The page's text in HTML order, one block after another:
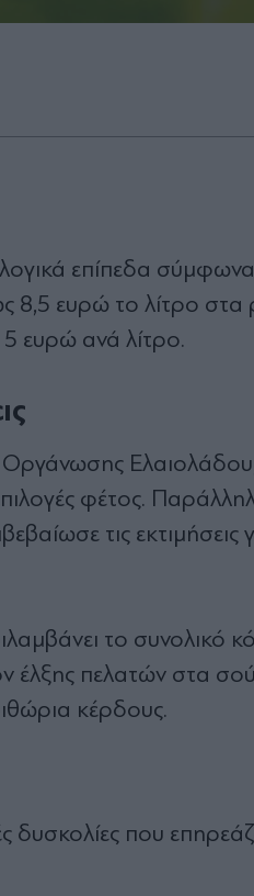
επίπεδα
8,5 ευρώ το λίτρο
ευρώ ανά λίτρο.
Οργάνωσης
φέτος.
τις εκτιμήσεις
το συνολικό
έλξης πελατών στα
κέρδους.
δυσκολίες που